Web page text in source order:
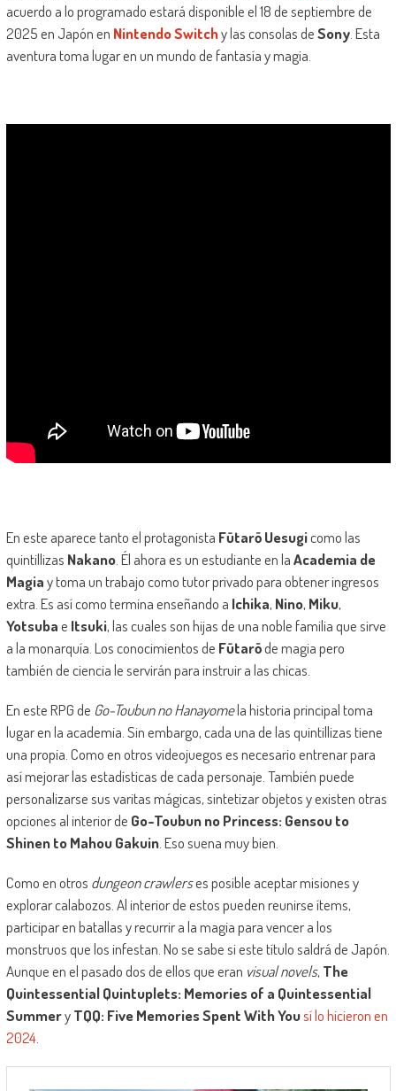
acuerdo a lo programado estará disponible el 18 de septiembre de
2025 en Japón en Nintendo Switchy las consolas deSony. Esta
aventura toma lugar en un mundo de fantasía y magia.
En este aparece tanto el protagonista Fūtarō Uesugicomo las
quintillizas Nakano. Él ahora es un estudiante en laAcademia de
Magiay toma un trabajo como tutor privado para obtener ingresos
extra. Es así como termina enseñando a Ichika, Nino, Miku,
Yotsubae Itsuki, las cuales son hijas de una noble familia que sirve
a la monarquía. Los conocimientos de Fūtarōde magia pero
también de ciencia le servirán para instruir a las chicas.
En este RPG de Go-Toubun no Hanayomela historia principal toma
lugar en la academia. Sin embargo, cada una de las quintillizas tiene
una propia. Como en otros videojuegos es necesario entrenar para
así mejorar las estadísticas de cada personaje. También puede
personalizarse sus varitas mágicas, sintetizar objetos y existen otras
opciones al interior de Go-Toubun no Princess: Gensou to
Shinen to Mahou Gakuin. Eso suena muy bien.
Como en otros dungeon crawlerses posible aceptar misiones y
explorar calabozos. Al interior de estos pueden reunirse ítems,
participar en batallas y recurrir a la magia para vencer a los
monstruos que los infestan. No se sabe si este título saldrá de Japón.
Aunque en el pasado dos de ellos que eran visual novels, The
Quintessential Quintuplets: Memories of a Quintessential
SummeryTQQ: Five Memories Spent With Yousí lo hicieron en
2024.